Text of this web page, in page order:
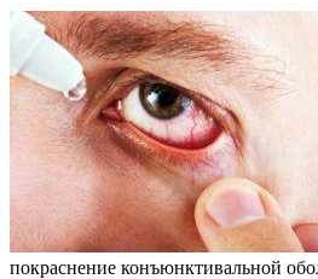
покраснение конъюнктивальной